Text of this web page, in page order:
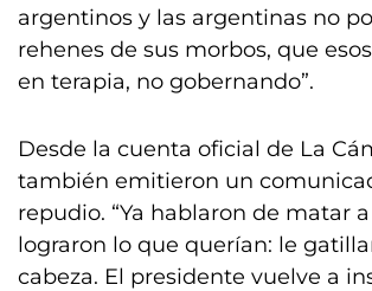
argentinos y las argentinas no
rehenes de sus morbos, que
en terapia, no gobernando”.
Desde la cuenta oficial de La
también emitieron un
repudio. “Ya hablaron de matar
lograron lo que querían: le
cabeza. El presidente vuelve a